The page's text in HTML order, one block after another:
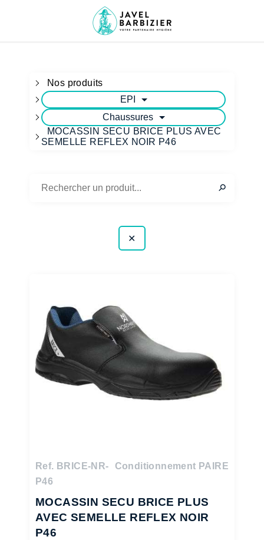
Nos produits
EPI
Chaussures
MOCASSIN SECU BRICE PLUS AVEC
SEMELLE REFLEX NOIR P46
✕
⚲
✕
Ref. BRICE-NR-
P46
Conditionnement PAIRE
MOCASSIN SECU BRICE PLUS
AVEC SEMELLE REFLEX NOIR
P46